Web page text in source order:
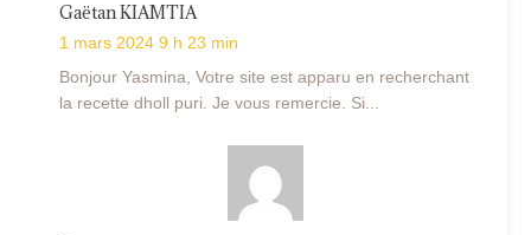
Gaëtan KIAMTIA
1 mars 2024 9 h 23 min
Bonjour Yasmina, Votre site est apparu en recherchant
la recette dholl puri. Je vous remercie. Si...